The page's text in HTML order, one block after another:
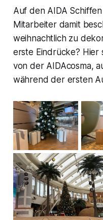
Auf den AIDA
Mitarbeiter damit
weihnachtlich zu
erste Eindrücke? Hier
von der AIDAcosma,
während der ersten